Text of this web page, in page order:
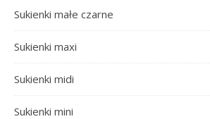
Sukienki małe czarne
Sukienki maxi
Sukienki midi
Sukienki mini